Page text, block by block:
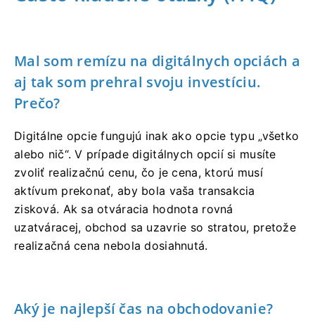
Mal som remízu na digitálnych opciách a
aj tak som prehral svoju investíciu.
Prečo?
Digitálne opcie fungujú inak ako opcie typu „všetko
alebo nič“. V prípade digitálnych opcií si musíte
zvoliť realizačnú cenu, čo je cena, ktorú musí
aktívum prekonať, aby bola vaša transakcia
zisková. Ak sa otváracia hodnota rovná
uzatváracej, obchod sa uzavrie so stratou, pretože
realizačná cena nebola dosiahnutá.
Aký je najlepší čas na obchodovanie?